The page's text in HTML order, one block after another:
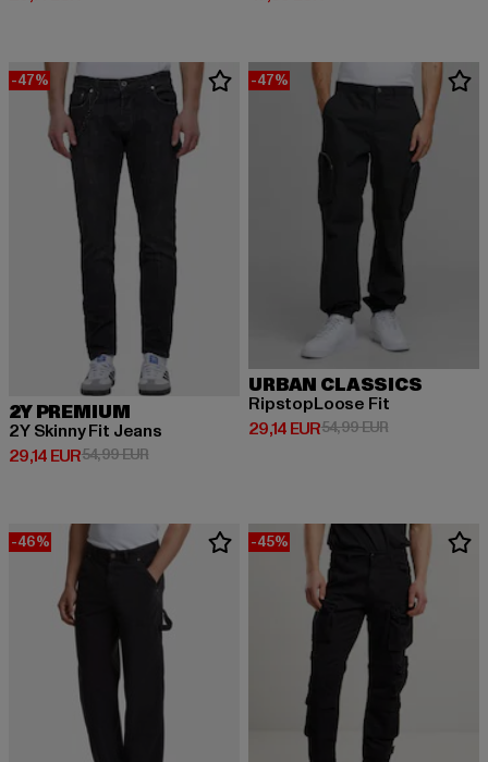
-47%
2Y PREMIUM
2Y Skinny Fit Jeans
29,14 EUR
Derzeitiger Preis: 29,14 EUR
54,99 EURAktionspreis: 54,99 EUR
-47%
URBAN CLASSICS
RipstopLoose Fit
29,14 EUR
Derzeitiger Preis: 29,14 EUR
54,99 EURAktionspreis:
-46% -45%